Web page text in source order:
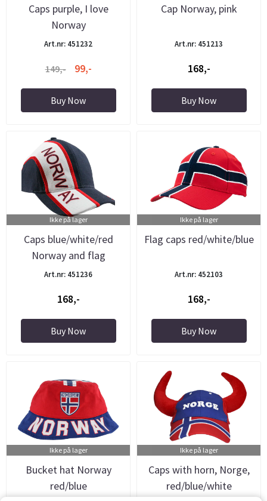
Caps purple, I love
Norway
Art.nr: 451232
149,- 99,-
Buy Now
Cap Norway, pink
Art.nr: 451213
168,-
Buy Now
Ikke på lager
Caps blue/white/red
Norway and flag
Art.nr: 451236
168,-
Buy Now
Ikke på lager
Flag caps red/white/blue
Art.nr: 452103
168,-
Buy Now
Ikke på lager
Bucket hat Norway
red/blue
Ikke på lager
Caps with horn, Norge,
red/blue/white